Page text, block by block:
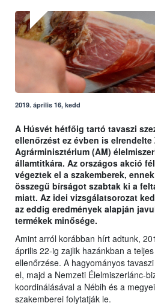
2019. április 16, kedd
A Húsvét hétfőig tartó tavaszi
ellenőrzést ez évben is
Agrárminisztérium (AM)
államtitkára. Az országos akció
végeztek el a szakemberek,
összegű bírságot szabtak ki a
miatt. Az idei vizsgálatsorozat
az eddig eredmények alapján
termékek minősége.
Amint arról korábban hírt adtunk,
április 22-ig zajlik hazánkban a
ellenőrzése. A hagyományos
el, majd a Nemzeti Élelmiszerlánc-
koordinálásával a Nébih és a
szakemberei folytatják le.